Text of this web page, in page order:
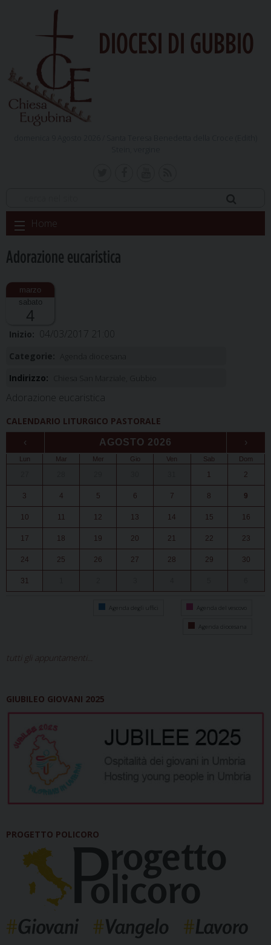
DIOCESI DI GUBBIO
Skip
to
Home
Adorazione eucaristica
sabato
4
Inizio: 04/03/2017 21:00
Categorie:
Indirizzo:
Adorazione eucaristica
CALENDARIO LITURGICO PASTORALE
‹ AGOSTO 2026 ›
Lun Mar Mer Gio Ven Sab Dom
1 2
3 4 5 6 7 8 9
10 11 12 13 14 15 16
17 18 19 20 21 22 23
24 25 26 27 28 29 30
31
Agenda degli uffici Agenda del vescovo
Agenda diocesana
tutti gli appuntamenti...
GIUBILEO GIOVANI 2025
PROGETTO POLICORO